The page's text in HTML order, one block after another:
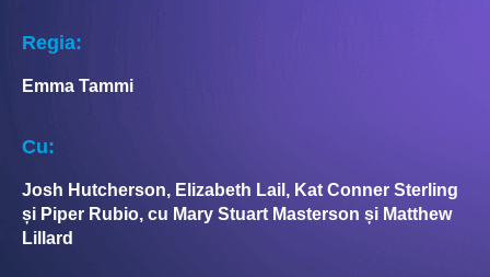
Regia:
Emma Tammi
Cu:
Josh Hutcherson, Elizabeth Lail, Kat Conner Sterling
și Piper Rubio, cu Mary Stuart Masterson și Matthew
Lillard